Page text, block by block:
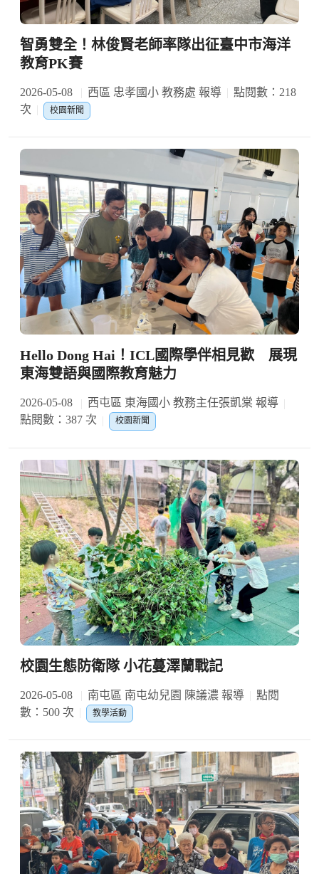
智勇雙全！林俊賢老師率隊出征臺中市海洋
教育PK賽
2026-05-08 西區 忠孝國小 教務處 報導
點閱數：218
次
校園新聞
Hello Dong Hai！ICL國際學伴相見歡 展現
東海雙語與國際教育魅力
2026-05-08
西屯區 東海國小 教務主任張凱棠 報導
點閱數：387 次
校園新聞
校園生態防衛隊 小花蔓澤蘭戰記
2026-05-08 南屯區 南屯幼兒園 陳議濃 報導
點閱
數：500 次
教學活動